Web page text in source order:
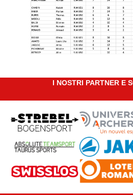
I NOSTRI PARTNER E